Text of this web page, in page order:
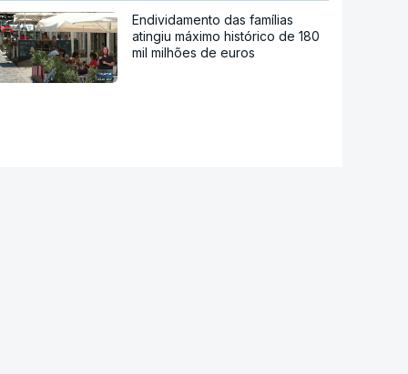
Endividamento das famílias
atingiu máximo histórico de 180
mil milhões de euros